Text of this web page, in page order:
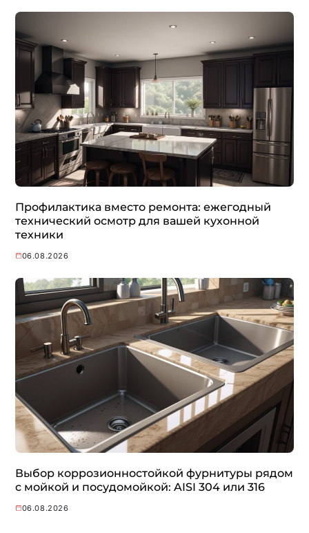
Профилактика вместо ремонта: ежегодный
технический осмотр для вашей кухонной
техники
06.08.2026
Выбор коррозионностойкой фурнитуры рядом
с мойкой и посудомойкой: AISI 304 или 316
06.08.2026